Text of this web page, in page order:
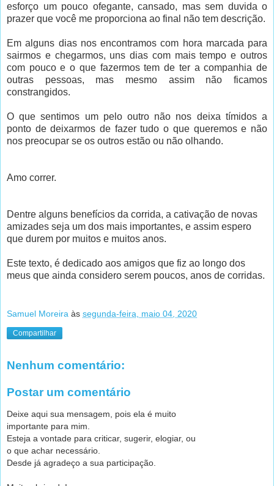
esforço um pouco ofegante, cansado, mas sem duvida o
prazer que você me proporciona ao final não tem descrição.
Em alguns dias nos encontramos com hora marcada para
sairmos e chegarmos, uns dias com mais tempo e outros
com pouco e o que fazermos tem de ter a companhia de
outras pessoas, mas mesmo assim não ficamos
constrangidos.
O que sentimos um pelo outro não nos deixa tímidos a
ponto de deixarmos de fazer tudo o que queremos e não
nos preocupar se os outros estão ou não olhando.
Amo correr.
Dentre alguns benefícios da corrida, a cativação de novas
amizades seja um dos mais importantes, e assim espero
que durem por muitos e muitos anos.
Este texto, é dedicado aos amigos que fiz ao longo dos
meus que ainda considero serem poucos, anos de corridas.
Samuel Moreira às segunda-feira, maio 04, 2020
Compartilhar
Nenhum comentário:
Postar um comentário
Deixe aqui sua mensagem, pois ela é muito
importante para mim.
Esteja a vontade para criticar, sugerir, elogiar, ou
o que achar necessário.
Desde já agradeço a sua participação.